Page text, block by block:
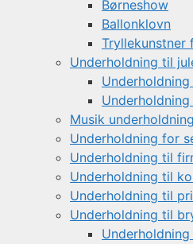
Børneshow
Ballonklovn
Tryllekunstner
Underholdning til
Musik
Underholdning for
Underholdning til
Underholdning til
Underholdning til
Underholdning til